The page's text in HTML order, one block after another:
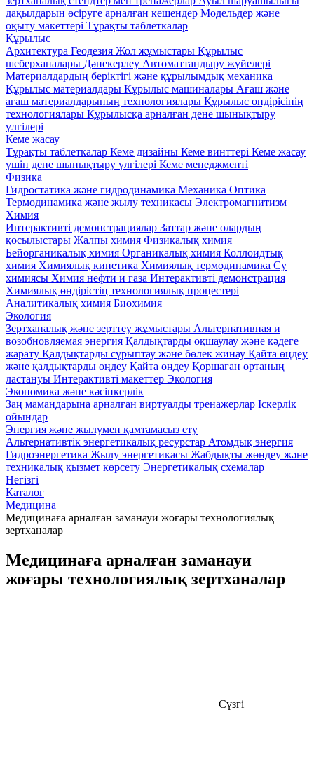
дақылдарын өсіруге арналған кешендер Модельдер және
оқыту макеттері Тұрақты таблеткалар
Құрылыс
Архитектура Геодезия Жол жұмыстары Құрылыс
шеберханалары Дәнекерлеу Автоматтандыру жүйелері
Материалдардың беріктігі және құрылымдық механика
Құрылыс материалдары Кұрылыс машиналары Ағаш және
ағаш материалдарының технологиялары Құрылыс өндірісінің
технологиялары Құрылысқа арналған дене шынықтыру
үлгілері
Кеме жасау
Тұрақты таблеткалар Кеме дизайны Кеме винттері Кеме жасау
үшін дене шынықтыру үлгілері Кеме менеджменті
Физика
Гидростатика және гидродинамика Механика Оптика
Термодинамика және жылу техникасы Электромагнитизм
Химия
Интерактивті демонстрациялар Заттар және олардың
қосылыстары Жалпы химия Физикалық химия
Бейорганикалық химия Органикалық химия Коллоидтық
химия Химиялық кинетика Химиялық термодинамика Су
химиясы Химия нефти и газа Интерактивті демонстрация
Химиялық өндірістің технологиялық процестері
Аналитикалық химия Биохимия
Экология
Зертханалық және зерттеу жұмыстары Альтернативная и
возобновляемая энергия Қалдықтарды оқшаулау және кәдеге
жарату Қалдықтарды сұрыптау және бөлек жинау Қайта өңдеу
және қалдықтарды өңдеу Қайта өңдеу Қоршаған ортаның
ластануы Интерактивті макеттер Экология
Экономика және кәсіпкерлік
Заң мамандарына арналған виртуалды тренажерлар Iскерлік
ойындар
Энергия және жылумен қамтамасыз ету
Альтернативтік энергетикалық ресурстар Атомдық энергия
Гидроэнергетика Жылу энергетикасы Жабдықты жөндеу және
техникалық қызмет көрсету Энергетикалық схемалар
Негізгі
Каталог
Медицина
Медицинаға арналған заманауи жоғары технологиялық
зертханалар
Медицинаға арналған заманауи
жоғары технологиялық зертханалар
Сүзгі